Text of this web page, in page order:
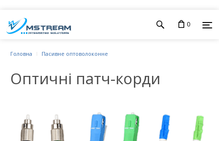
0
Головна Пасивне оптоволоконне
Оптичні патч-корди